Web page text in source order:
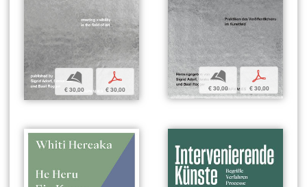
b
€ 30,00
p
€ 30,00
b
€ 30,00
p
€ 30,00